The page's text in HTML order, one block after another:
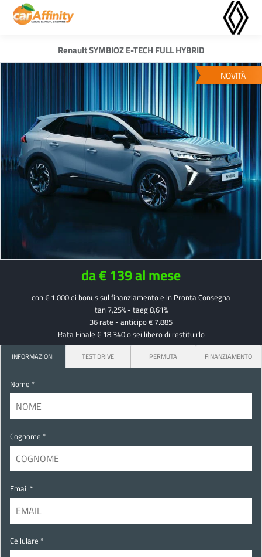
Renault SYMBIOZ E-TECH FULL HYBRID
NOVITÀ
da € 139 al mese
con € 1.000 di bonus sul finanziamento e in Pronta Consegna
tan 7,25% - taeg 8,61%
36 rate - anticipo € 7.885
Rata Finale € 18.340 o sei libero di restituirlo
INFORMAZIONI TEST DRIVE PERMUTA FINANZIAMENTO
Nome *
Cognome *
Email *
Cellulare *